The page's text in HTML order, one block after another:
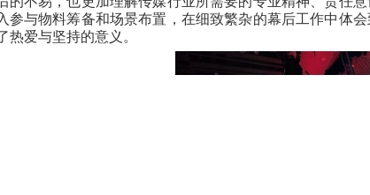
参与物料筹备和场景布置，在细致繁杂的幕后工作中体
热爱与坚持的意义。